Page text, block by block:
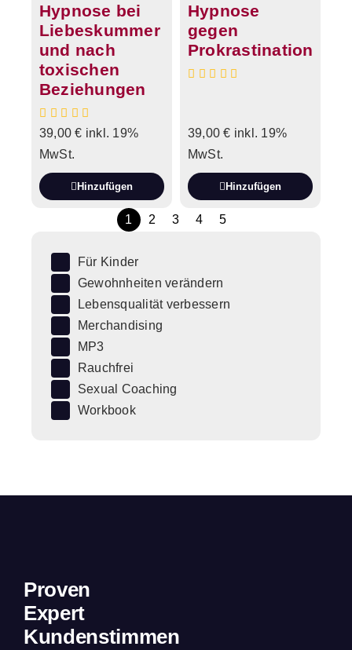
Hypnose bei
Liebeskummer
und nach
toxischen
Beziehungen
39,00€ inkl. 19%
MwSt.
Hinzufügen
Hypnose
gegen
Prokrastination
39,00€ inkl. 19%
MwSt.
Hinzufügen
1 2 3 4 5
Für Kinder
Gewohnheiten verändern
Lebensqualität verbessern
Merchandising
MP3
Rauchfrei
Sexual Coaching
Workbook
Proven
Expert
Kundenstimmen